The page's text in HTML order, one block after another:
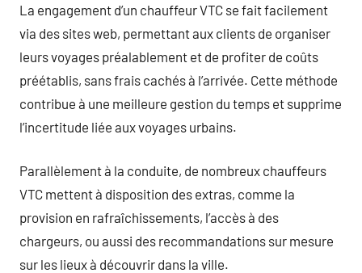
La engagement d’un chauffeur VTC se fait facilement
via des sites web, permettant aux clients de organiser
leurs voyages préalablement et de profiter de coûts
préétablis, sans frais cachés à l’arrivée. Cette méthode
contribue à une meilleure gestion du temps et supprime
l’incertitude liée aux voyages urbains.
Parallèlement à la conduite, de nombreux chauffeurs
VTC mettent à disposition des extras, comme la
provision en rafraîchissements, l’accès à des
chargeurs, ou aussi des recommandations sur mesure
sur les lieux à découvrir dans la ville.